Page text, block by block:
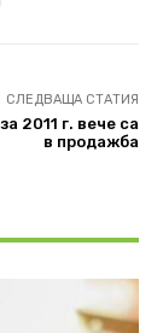
СЛЕДВАЩА СТАТИЯ
2011 г. вече са
в продажба